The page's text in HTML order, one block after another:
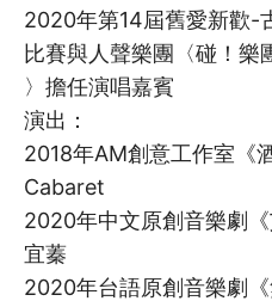
2020年第14屆舊愛新歡-
比賽與人聲樂團〈碰！樂
〉擔任演唱嘉賓
演出：
2018年AM創意工作室《
Cabaret
2020年中文原創音樂劇
宜蓁
2020年台語原創音樂劇